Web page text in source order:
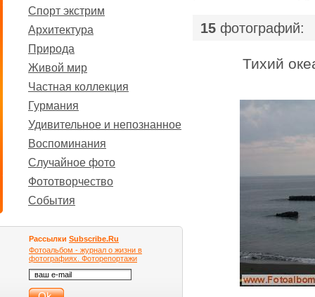
Спорт экстрим
Архитектура
Природа
Живой мир
Частная коллекция
Гурмания
Удивительное и непознанное
Воспоминания
Случайное фото
Фототворчество
События
Рассылки Subscribe.Ru
Фотоальбом - журнал о жизни в
фотографиях. Фоторепортажи
15 фотографий:
Тихий